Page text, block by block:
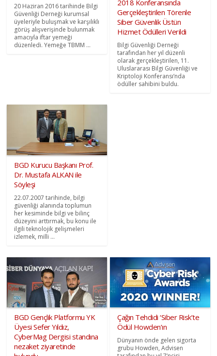
20 Haziran 2016 tarihinde Bilgi
Güvenliği Derneği kurumsal
üyeleriyle buluşmak ve karşılıklı
görüş alışverişinde bulunmak
amacıyla iftar yemeği
düzenledi. Yemeğe TBMM ...
2018 Konferansında
Gerçekleştirilen Törenle
Siber Güvenlik Üstün
Hizmet Ödülleri Verildi
Bilgi Güvenliği Derneği
tarafından her yıl düzenli
olarak gerçekleştirilen, 11.
Uluslararası Bilgi Güvenliği ve
Kriptoloji Konferansı’nda
ödüller sahibini buldu.
BGD Kurucu Başkanı Prof.
Dr. Mustafa ALKAN ile
Söyleşi
22.07.2007 tarihinde, bilgi
güvenliği alanında toplumun
her kesiminde bilgi ve bilinç
düzeyini arttırmak, bu konu ile
ilgili teknolojik gelişmeleri
izlemek, milli ...
BGD Gençlik Platformu YK
Üyesi Sefer Yıldız,
CyberMag Dergisi standına
nezaket ziyaretinde
Çağın Tehdidi ‘Siber Risk’te
Ödül Howden’ın
Dünyanın önde gelen sigorta
grubu Howden, Advisen